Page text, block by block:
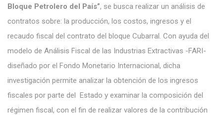
Bloque Petrolero del País”, se busca realizar un análisis de
contratos sobre: la producción, los costos, ingresos y el
recaudo fiscal del contrato del bloque Cubarral. Con ayuda del
modelo de Análisis Fiscal de las Industrias Extractivas -FARI-
diseñado por el Fondo Monetario Internacional, dicha
investigación permite analizar la obtención de los ingresos
fiscales por parte del Estado y examinar la composición del
régimen fiscal, con el fin de realizar valores de la contribución